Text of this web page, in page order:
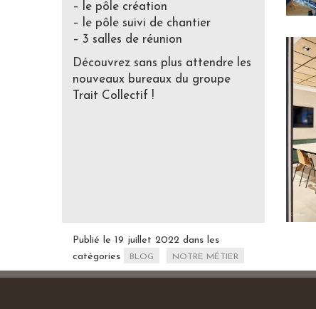
– le pôle création
– le pôle suivi de chantier
– 3 salles de réunion
Découvrez sans plus attendre les
nouveaux bureaux du groupe
Trait Collectif !
Publié le 19 juillet 2022 dans les
catégories
BLOG NOTRE MÉTIER